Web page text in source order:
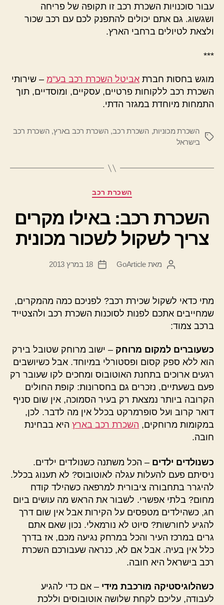
עבור סוכנויות השכרת רכב זו תקופה של פריחה
ושגשוג. גם אתם יכולים להתפנק לכם עם רכב שכור
ולצאת לטיולים ברחבי הארץ.
***
מוגש בחסות חברת אביטל השכרת רכב בע"מ – שירותי
השכרת רכב ללקוחות פרטיים, עסקיים, ומוסדיים, תוך
התמחות מיוחדת במגזר הדתי.
תגיות
השכרת מכוניות, השכרת רכב, השכרת רכב בארץ, השכרת רכב
בישראל
קטגוריות
השכרת רכב
השכרת רכב: באילו מקרים
צריך לשקול לשכור מכונית
המחבר
מאתGoArticle
תאריך
18 במרץ 2013
מתי כדאי לשקול שכירת רכב? לפניכם כמה מהמקרים,
שמחייבים אתכם לפנות לסוכנות השכרת רכב ולהצטייד
ברכב צמוד:
כשעוברים למקום מרוחק – ישוב מרוחק שטובל בירק
הוא ללא ספק קסום ופסטורלי במיוחד. אבל כשיושבים
רגעים ארוכים בתחנת האוטובוס ומחכים לקו שעובר רק
פעם בשעתיים, נזכרים גם בחסרונות: קופת החולים
הקרובה ביותר נמצאת רק בעיר הסמוכה, אין שום סניף
דואר קרוב ועל סופרמרקט בכלל אין מה לדבר. לכן,
במקומות מרוחקים, השכרת רכב בארץ היא בבחינת
חובה.
כשנולדים ילדים – הכל משתנה כשנולדים ילדים.
ניסיתם פעם להעלות עגלה לאוטובוס? לא תענוג בכלל.
להיגרר בתחבורה ציבורית למרפאה כשהילד קודח
מחום? בלתי אפשרי. לשבור את הראש מה עושים ביום
חג, כשהילדים מטפסים על הקירות אבל אין שום דרך
להגיע לחורשות? סיוט לא נורמאלי. נכון שאם אתם
גרים במרכז העיר והכל במרחק נגיעה מכם, אז בדרך
כלל אין בעיה. אבל אם לא, כנראה שעבורכם השכרת
רכב בישראל היא חובה.
כשהלוגיסטיקה מורכבת מידי – אם כדי להגיע
לעבודה, עליכם לקחת שלושה אוטובוסים וללכת